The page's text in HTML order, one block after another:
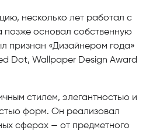
несколько лет работал с
основал собственную
признан «Дизайнером года»
Dot, Wallpaper Design Award
стилем, элегантностью и
форм. Он реализовал
сферах — от предметного